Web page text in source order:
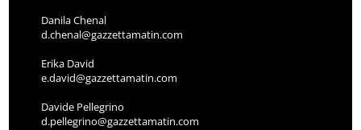
Danila Chenal
d.chenal@gazzettamatin.com
Erika David
e.david@gazzettamatin.com
Davide Pellegrino
d.pellegrino@gazzettamatin.com